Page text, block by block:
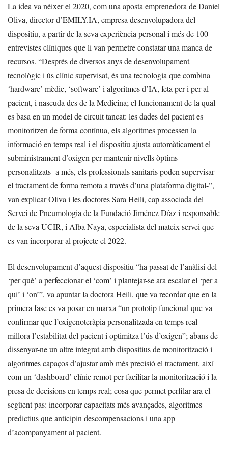
La idea va néixer el 2020, com una aposta emprenedora de Daniel
Oliva, director d’EMILY.IA, empresa desenvolupadora del
dispositiu, a partir de la seva experiència personal i més de 100
entrevistes clíniques que li van permetre constatar una manca de
recursos. “Després de diversos anys de desenvolupament
tecnològic i ús clínic supervisat, és una tecnologia que combina
‘hardware’ mèdic, ‘software’ i algoritmes d’IA, feta per i per al
pacient, i nascuda des de la Medicina; el funcionament de la qual
es basa en un model de circuit tancat: les dades del pacient es
monitoritzen de forma contínua, els algoritmes processen la
informació en temps real i el dispositiu ajusta automàticament el
subministrament d’oxigen per mantenir nivells òptims
personalitzats -a més, els professionals sanitaris poden supervisar
el tractament de forma remota a través d’una plataforma digital-”,
van explicar Oliva i les doctores Sara Heili, cap associada del
Servei de Pneumologia de la Fundació Jiménez Díaz i responsable
de la seva UCIR, i Alba Naya, especialista del mateix servei que
es van incorporar al projecte el 2022.
El desenvolupament d’aquest dispositiu “ha passat de l’anàlisi del
‘per què’ a perfeccionar el ‘com’ i plantejar-se ara escalar el ‘per a
qui’ i ‘on’”, va apuntar la doctora Heili, que va recordar que en la
primera fase es va posar en marxa “un prototip funcional que va
confirmar que l’oxigenoteràpia personalitzada en temps real
millora l’estabilitat del pacient i optimitza l’ús d’oxigen”; abans de
dissenyar-ne un altre integrat amb dispositius de monitorització i
algoritmes capaços d’ajustar amb més precisió el tractament, així
com un ‘dashboard’ clínic remot per facilitar la monitorització i la
presa de decisions en temps real; cosa que permet perfilar ara el
següent pas: incorporar capacitats més avançades, algoritmes
predictius que anticipin descompensacions i una app
d’acompanyament al pacient.